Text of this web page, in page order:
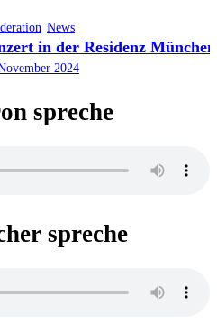
News
in der Residenz München
2024
spreche
spreche